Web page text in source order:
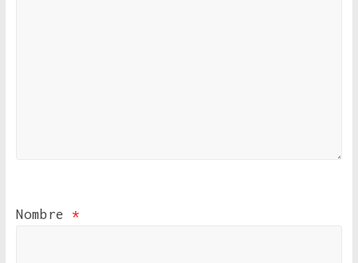
Nombre *